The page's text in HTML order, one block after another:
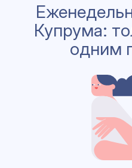
Купрума:
одним